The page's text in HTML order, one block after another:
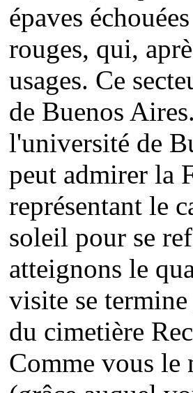
épaves
rouges, qui,
usages. Ce
de Buenos
l'université de
peut admirer la
représentant le
soleil pour se
atteignons le
visite se
du cimetière
Comme vous le